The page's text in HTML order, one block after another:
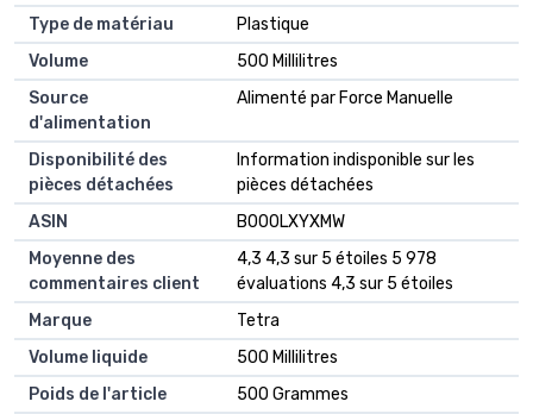
Type de matériau
‎Plastique
Volume
‎500 Millilitres
Source
d'alimentation
‎Alimenté par Force Manuelle
Disponibilité des
pièces détachées
‎Information indisponible sur les
pièces détachées
ASIN
B000LXYXMW
Moyenne des
commentaires client
4,3 4,3 sur 5 étoiles 5 978
évaluations 4,3 sur 5 étoiles
Marque
Tetra
Volume liquide
500 Millilitres
Poids de l'article
500 Grammes